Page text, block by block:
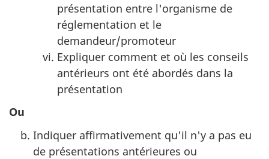
présentation entre l'organisme de
réglementation et le
demandeur/promoteur
Expliquer comment et où les conseils
antérieurs ont été abordés dans la
présentation
Ou
Indiquer affirmativement qu'il n'y a pas eu
de présentations antérieures ou